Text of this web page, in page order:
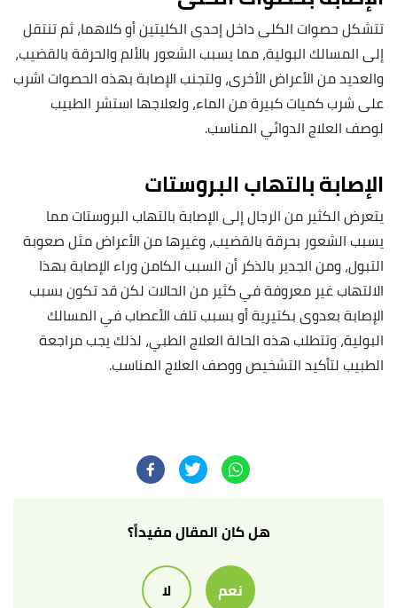
تتشكل حصوات الكلى داخل إحدى الكليتين أو كلاهما، ثم تنتقل
إلى المسالك البولية، مما يسبب الشعور بالألم والحرقة بالقضيب،
والعديد من الأعراض الأخرى، ولتجنب الإصابة بهذه الحصوات اشرب
على شرب كميات كبيرة من الماء، ولعلاجها استشر الطبيب
لوصف العلاج الدوائي المناسب.
الإصابة بالتهاب البروستات
يتعرض الكثير من الرجال إلى الإصابةبالتهاب البروستاتمما
يسبب الشعور بحرقة بالقضيب، وغيرها من الأعراض مثل صعوبة
التبول، ومن الجدير بالذكر أن السبب الكامن وراء الإصابة بهذا
الالتهاب غير معروفة في كثير من الحالات لكن قد تكون بسبب
الإصابة بعدوى بكتيرية أو بسبب تلف الأعصاب في المسالك
البولية، وتتطلب هذه الحالة العلاج الطبي، لذلك يجب مراجعة
الطبيب لتأكيد التشخيص ووصف العلاج المناسب.
هل كان المقال مفيداً؟
نعم لا